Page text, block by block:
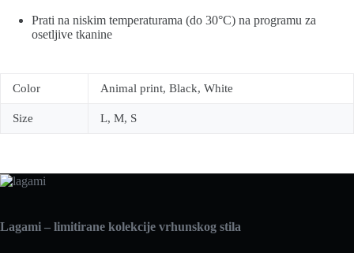
Prati na niskim temperaturama (do 30°C) na programu za
osetljive tkanine
Color Animal print, Black, White
Size L, M, S
Lagami – limitirane kolekcije vrhunskog stila